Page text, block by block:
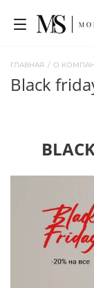
ГЛАВНАЯ / О
black